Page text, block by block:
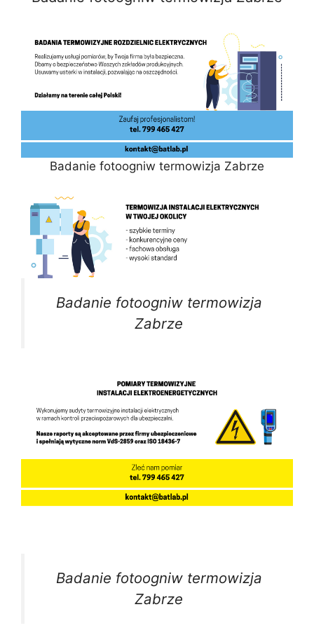
Badanie fotoogniw termowizja Zabrze
Badanie fotoogniw termowizja
Zabrze
Badanie fotoogniw termowizja
Zabrze